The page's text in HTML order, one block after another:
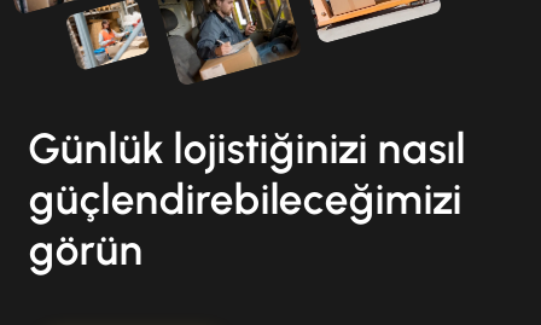
Günlük lojistiğinizi nasıl
güçlendirebileceğimizi
görün